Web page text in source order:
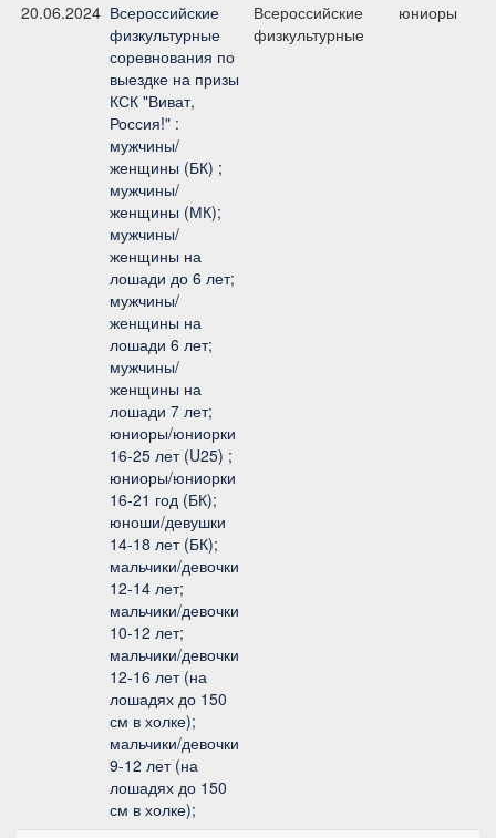
20.06.2024 Всероссийские
физкультурные
соревнования по
выездке на призы
КСК "Виват,
Россия!" :
мужчины/
женщины (БК) ;
мужчины/
женщины (МК);
мужчины/
женщины на
лошади до 6 лет;
мужчины/
женщины на
лошади 6 лет;
мужчины/
женщины на
лошади 7 лет;
юниоры/юниорки
16-25 лет (U25) ;
юниоры/юниорки
16-21 год (БК);
юноши/девушки
14-18 лет (БК);
мальчики/девочки
12-14 лет;
мальчики/девочки
10-12 лет;
мальчики/девочки
12-16 лет (на
лошадях до 150
см в холке);
мальчики/девочки
9-12 лет (на
лошадях до 150
см в холке);
Всероссийские
физкультурные
юниоры